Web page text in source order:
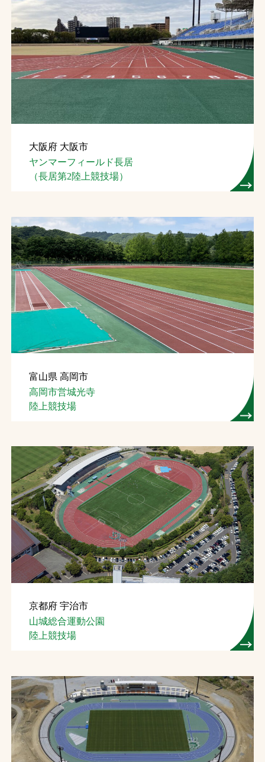
大阪府 大阪市
ヤンマーフィールド長居
（長居第2陸上競技場）
富山県 高岡市
高岡市営城光寺
陸上競技場
京都府 宇治市
山城総合運動公園
陸上競技場